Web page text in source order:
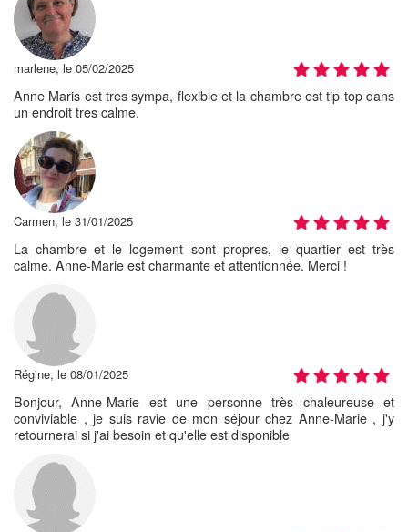
marlene, le 05/02/2025
Anne Maris est tres sympa, flexible et la chambre est tip top dans
un endroit tres calme.
Carmen, le 31/01/2025
La chambre et le logement sont propres, le quartier est très
calme. Anne-Marie est charmante et attentionnée. Merci !
Régine, le 08/01/2025
Bonjour, Anne-Marie est une personne très chaleureuse et
conviviable , je suis ravie de mon séjour chez Anne-Marie , j'y
retournerai si j'ai besoin et qu'elle est disponible